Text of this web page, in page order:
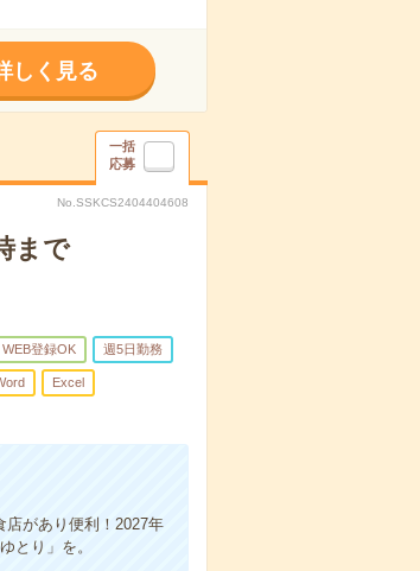
しく見る
一括
応募
No.SSKCS2404404608
まで
WEB登録OK 週5日勤務
Excel
があり便利！2027年
とり」を。